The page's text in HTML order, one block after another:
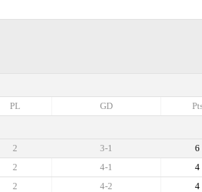
GD
PL
6
3-1
2
4
4-1
2
4
4-2
2